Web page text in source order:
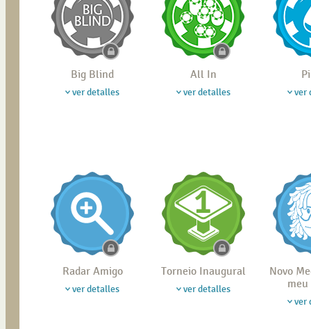
Big Blind
ver detalles
All In
ver detalles ver
Radar Amigo
ver detalles
Torneio Inaugural
ver detalles
Novo
ver